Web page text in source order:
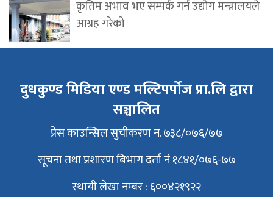
कृतिम अभाव भए सम्पर्क गर्न उद्योग मन्त्रालयले
आग्रह गरेको
दुधकुण्ड मिडिया एण्ड मल्टिपर्पोज प्रा.लि द्वारा
सञ्चालित
प्रेस काउन्सिल सुचीकरण न. ७३८/०७६/७७
सूचना तथा प्रशारण बिभाग दर्ता नं १८४१/०७६-७७
स्थायी लेखा नम्बर : ६००४२१९२२